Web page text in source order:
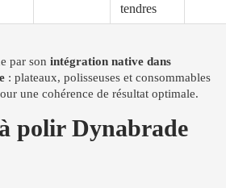
tendres
par son intégration native dans
: plateaux, polisseuses et consommables
une cohérence de résultat optimale.
polir Dynabrade